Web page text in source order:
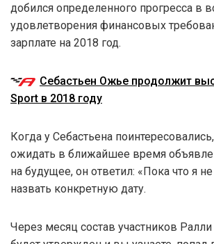
добился определенного прогресса в
удовлетворения финансовых
зарплате на 2018 год.
Себастьен Ожье продолжит
Sport в 2018 году
Когда у Себастьена
ожидать в ближайшее время
на будущее, он ответил: «Пока что я
назвать конкретную дату.
Через месяц состав участников